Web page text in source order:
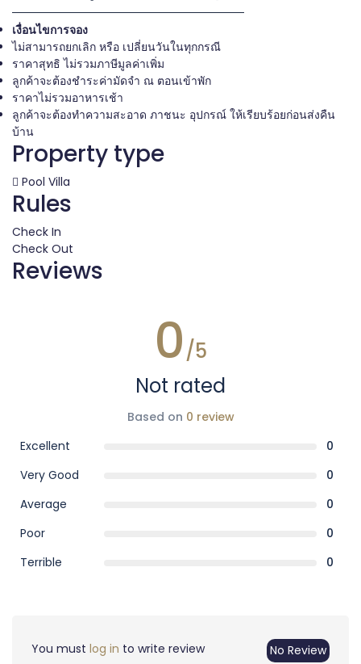
——————————————————
เงื่อนไขการจอง
ไม่สามารถยกเลิก หรือ เปลี่ยนวันในทุกกรณี
ราคาสุทธิ ไม่รวมภาษีมูลค่าเพิ่ม
ลูกค้าจะต้องชำระค่ามัดจำ ณ ตอนเข้าพัก
ราคาไม่รวมอาหารเช้า
ลูกค้าจะต้องทำความสะอาด ภาชนะ อุปกรณ์ ให้เรียบร้อยก่อนส่งคืน
บ้าน
Property type
Pool Villa
Rules
Check In
Check Out
Reviews
0/5
Not rated
Based on 0 review
Excellent
0
Very Good
0
Average
0
Poor
0
Terrible
0
You must log in to write review No Review